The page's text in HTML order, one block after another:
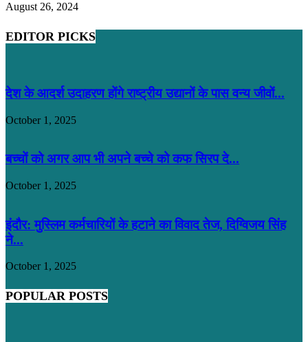
August 26, 2024
EDITOR PICKS
देश के आदर्श उदाहरण होंगे राष्ट्रीय उद्यानों के पास वन्य जीवों...
October 1, 2025
बच्चों को अगर आप भी अपने बच्चे को कफ सिरप दे...
October 1, 2025
इंदौर: मुस्लिम कर्मचारियों के हटाने का विवाद तेज, दिग्विजय सिंह
ने...
October 1, 2025
POPULAR POSTS